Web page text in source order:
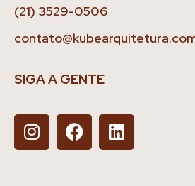
(21) 3529-0506
SIGA A GENTE